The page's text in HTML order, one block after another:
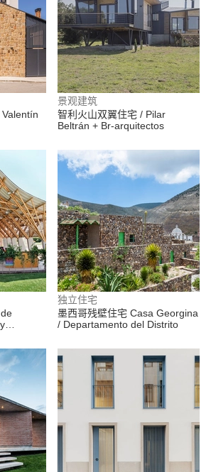
景观建筑
智利火山双翼住宅 / Pilar
Beltrán + Br-arquitectos
独立住宅
墨西哥残壁住宅 Casa Georgina
/ Departamento del Distrito